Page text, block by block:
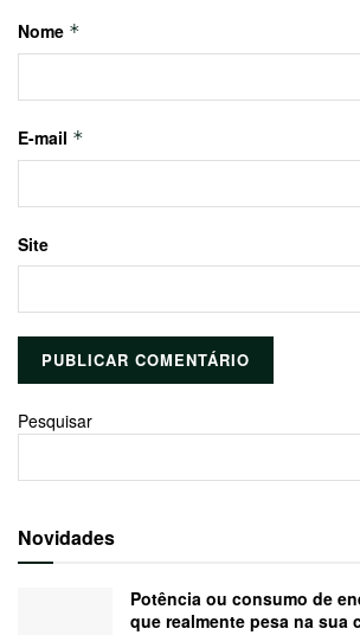
Nome *
E-mail *
Site
Pesquisar
Novidades
Potência ou consumo de
que realmente pesa na sua